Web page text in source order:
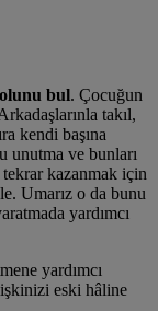
bul. Çocuğun
takıl,
kendi başına
unutma ve bunları
kazanmak için
Umarız o da bunu
yardımcı
yardımcı
eski hâline